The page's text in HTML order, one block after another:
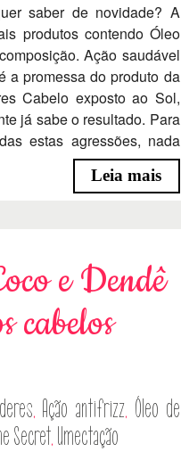
saber de novidade? A
produtos contendo Óleo
Ação saudável
a promessa do produto da
Cabelo exposto ao Sol,
já sabe o resultado. Para
estas agressões, nada
Leia mais
e Dendê
cabelos
, Ação antifrizz, Óleo de
Secret, Umectação